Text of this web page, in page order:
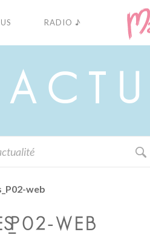
RADIO ♪
A C U
web
WEB